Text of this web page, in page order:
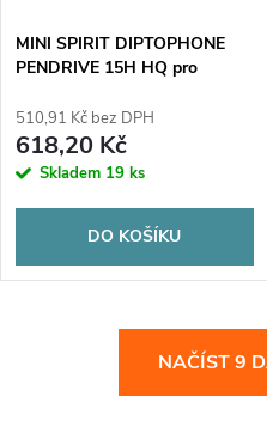
MINI SPIRIT DIPTOPHONE
PENDRIVE 15H HQ pro
510,91 Kč bez DPH
618,20 Kč
Skladem 19 ks
DO KOŠÍKU
NAČÍST 9